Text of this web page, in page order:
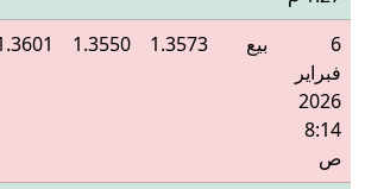
6
فبراير
2026
8:14
ص
بيع 1.3573
1.3550